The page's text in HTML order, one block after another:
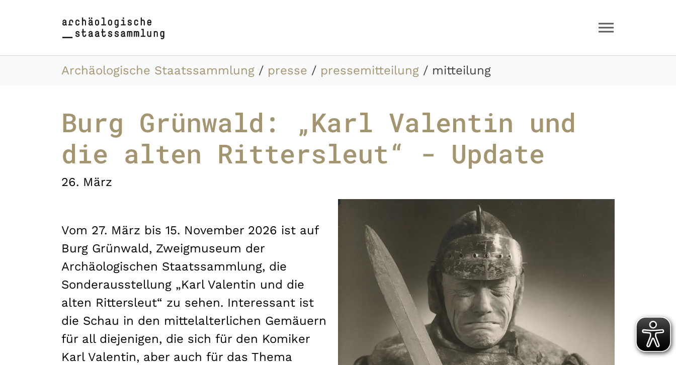
Sie sind hier:
Archäologische Staatssammlung presse pressemitteilung mitteilung
Burg Grünwald: „Karl Valentin und
die alten Rittersleut“ - Update
26. März
Vom 27. März bis 15. November 2026 ist auf
Burg Grünwald, Zweigmuseum der
Archäologischen Staatssammlung, die
Sonderausstellung „Karl Valentin und die
alten Rittersleut“ zu sehen. Interessant ist
die Schau in den mittelalterlichen Gemäuern
für all diejenigen, die sich für den Komiker
Karl Valentin, aber auch für das Thema